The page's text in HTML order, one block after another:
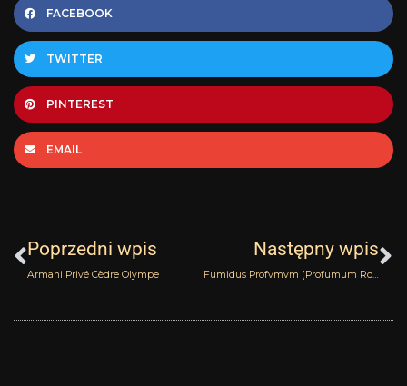
FACEBOOK
TWITTER
PINTEREST
EMAIL
Poprzedni wpis
Armani Privé Cèdre Olympe
Następny wpis
Fumidus Profvmvm (Profumum Roma)